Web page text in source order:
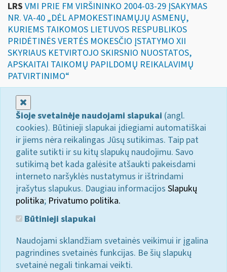
LRS VMI PRIE FM VIRŠININKO 2004-03-29 ĮSAKYMAS
NR. VA-40 „DĖL APMOKESTINAMŲJŲ ASMENŲ,
KURIEMS TAIKOMOS LIETUVOS RESPUBLIKOS
PRIDĖTINĖS VERTĖS MOKESČIO ĮSTATYMO XII
SKYRIAUS KETVIRTOJO SKIRSNIO NUOSTATOS,
APSKAITAI TAIKOMŲ PAPILDOMŲ REIKALAVIMŲ
PATVIRTINIMO“
Šioje svetainėje naudojami slapukai (angl.
cookies). Būtinieji slapukai įdiegiami automatiškai
ir jiems nėra reikalingas Jūsų sutikimas. Taip pat
galite sutikti ir su kitų slapukų naudojimu. Savo
sutikimą bet kada galėsite atšaukti pakeisdami
interneto naršyklės nustatymus ir ištrindami
įrašytus slapukus. Daugiau informacijos Slapukų
politika; Privatumo politika.
Būtinieji slapukai
Naudojami sklandžiam svetainės veikimui ir įgalina
pagrindines svetainės funkcijas. Be šių slapukų
svetainė negali tinkamai veikti.